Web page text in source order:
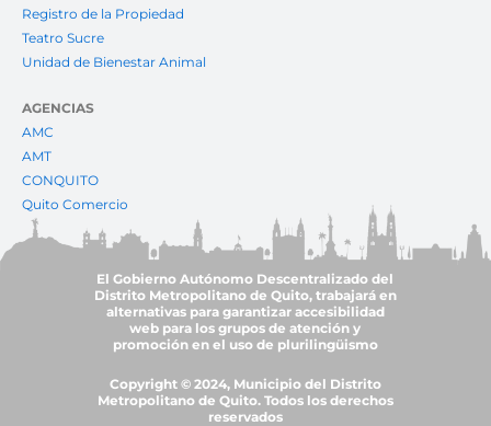
Registro de la Propiedad
Teatro Sucre
Unidad de Bienestar Animal
AGENCIAS
AMC
AMT
CONQUITO
Quito Comercio
El Gobierno Autónomo Descentralizado del
Distrito Metropolitano de Quito, trabajará en
alternativas para garantizar accesibilidad
web para los grupos de atención y
promoción en el uso de plurilingüismo
Copyright © 2024, Municipio del Distrito
Metropolitano de Quito. Todos los derechos
reservados